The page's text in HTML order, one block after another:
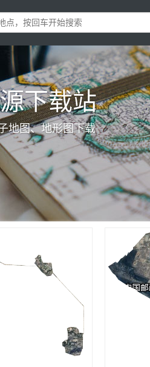
下载站
地图、地形图下载